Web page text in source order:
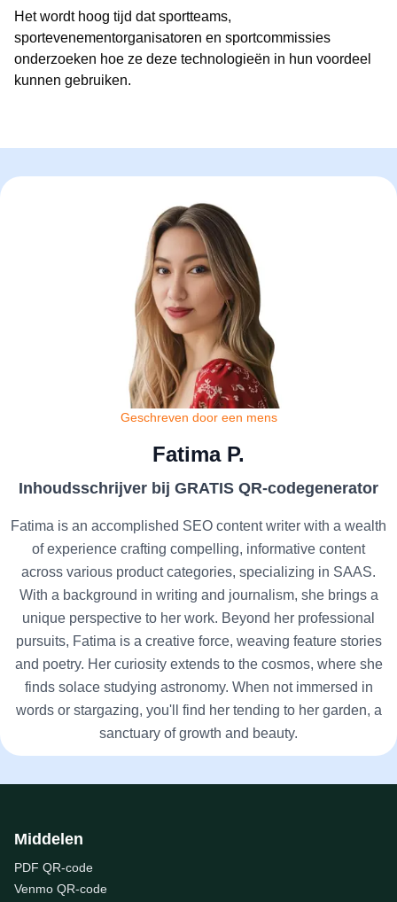
Het wordt hoog tijd dat sportteams,
sportevenementorganisatoren en sportcommissies
onderzoeken hoe ze deze technologieën in hun voordeel
kunnen gebruiken.
Geschreven door een mens
Fatima P.
Inhoudsschrijver bij GRATIS QR-codegenerator
Fatima is an accomplished SEO content writer with a wealth
of experience crafting compelling, informative content
across various product categories, specializing in SAAS.
With a background in writing and journalism, she brings a
unique perspective to her work. Beyond her professional
pursuits, Fatima is a creative force, weaving feature stories
and poetry. Her curiosity extends to the cosmos, where she
finds solace studying astronomy. When not immersed in
words or stargazing, you'll find her tending to her garden, a
sanctuary of growth and beauty.
Middelen
PDF QR-code
Venmo QR-code